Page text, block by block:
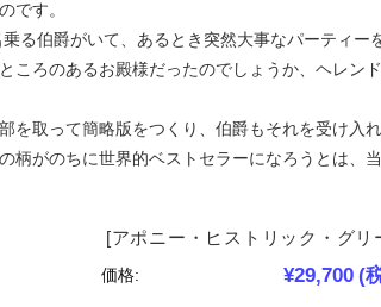
です。
る伯爵がいて、あるとき突然大事なパーティー
ころのあるお殿様だったのでしょうか、ヘレン
を取って簡略版をつくり、伯爵もそれを受け入
がのちに世界的ベストセラーになろうとは、
[アポニー・ヒストリック・グ
価格:
¥29,700 (